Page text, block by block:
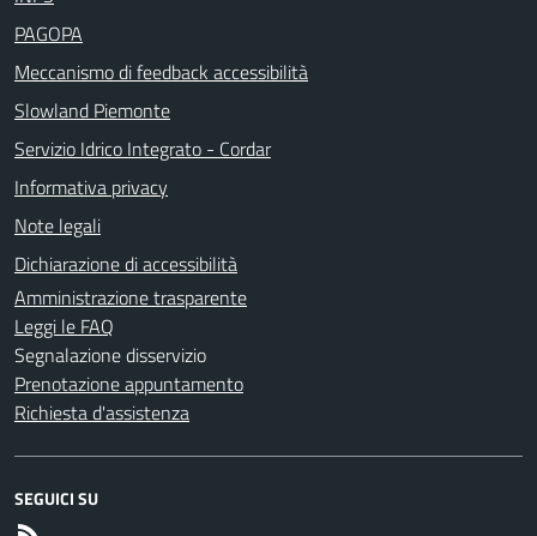
PAGOPA
Meccanismo di feedback accessibilità
Slowland Piemonte
Servizio Idrico Integrato - Cordar
Informativa privacy
Note legali
Dichiarazione di accessibilità
Amministrazione trasparente
Leggi le FAQ
Segnalazione disservizio
Prenotazione appuntamento
Richiesta d'assistenza
SEGUICI SU